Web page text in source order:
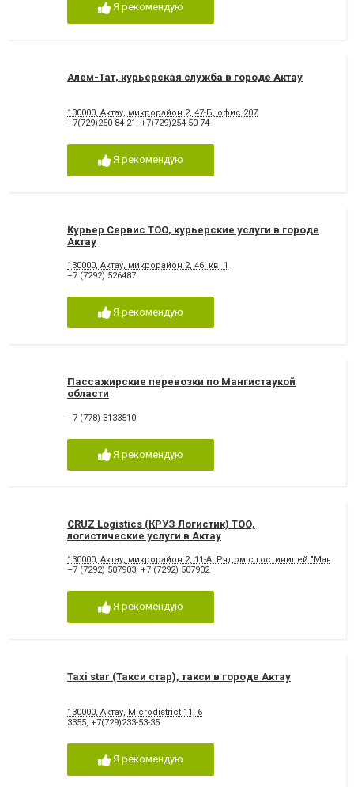
Я рекомендую
Алем-Тат, курьерская служба в городе Актау
130000, Актау, микрорайон 2, 47-Б, офис 207
+7(729)250-84-21 , +7(729)254-50-74
Я рекомендую
Курьер Сервис ТОО, курьерские услуги в городе
Актау
130000, Актау, микрорайон 2, 46, кв. 1
+7 (7292) 526487
Я рекомендую
Пассажирские перевозки по Мангистаукой
области
+7 (778) 3133510
Я рекомендую
CRUZ Logistics (КРУЗ Логистик) ТОО,
логистические услуги в Актау
130000, Актау, микрорайон 2, 11-А, Рядом с гостиницей
+7 (7292) 507903, +7 (7292) 507902
Я рекомендую
Taxi star (Такси стар), такси в городе Актау
130000, Актау, Microdistrict 11, 6
3355, +7(729)233-53-35
Я рекомендую